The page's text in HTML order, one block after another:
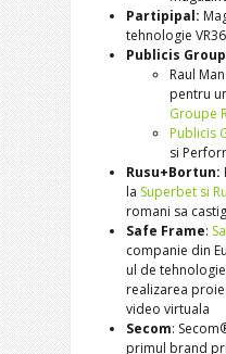
Partipipal:
tehnologie
Publicis
Raul
pentru
Groupe
Publicis
si
Rusu+Bortun:
la Superbet si
romani sa
Safe Frame:
companie din
ul de
realizarea
video virtuala
Secom:
primul brand